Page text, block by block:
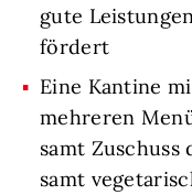
gute
fördert
Eine Kantine
mehreren
samt Zuschuss
samt